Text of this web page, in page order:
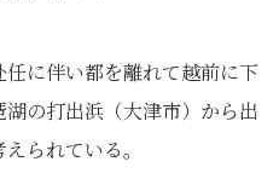
に伴い都を離れて越前に下
の打出浜（大津市）から出
られている。